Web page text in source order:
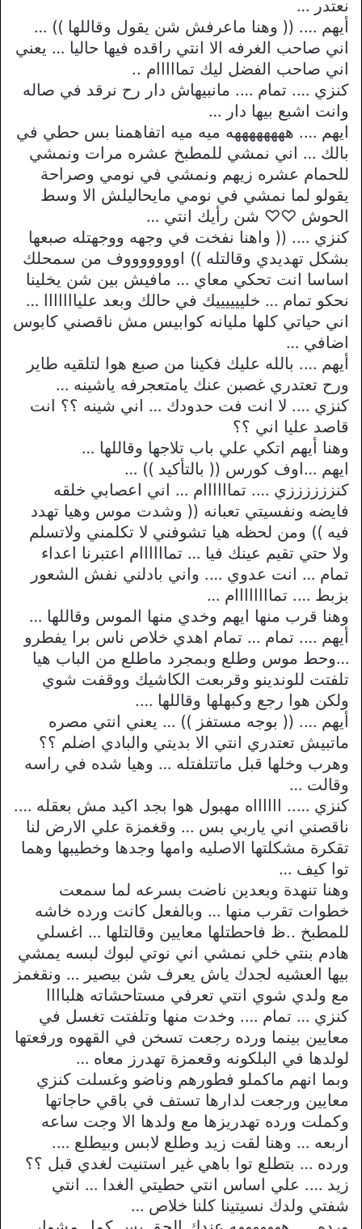
نعتدر …
أيهم …. (( وهنا ماعرفش شن يقول وقاللها )) …
اني صاحب الغرفه الا انتي راقده فيها حاليا … يعني
اني صاحب الفضل ليك تمااااام ..
كنزي …. تمام …. مانبيهاش دار رح نرقد في صاله
وانت اشبع بيها دار …
ايهم …. ههههههههه ميه ميه اتفاهمنا بس حطي في
بالك … اني نمشي للمطبخ عشره مرات ونمشي
للحمام عشره زيهم ونمشي في نومي وصراحة
يقولو لما نمشي في نومي مايحاليلش الا وسط
الحوش ♡♡ شن رأيك انتي …
كنزي …. (( واهنا نفخت في وجهه ووجهتله صبعها
بشكل تهديدي وقالتله )) اوووووووف من سمحلك
اساسا انت تحكي معاي … مافيش بين شن يخلينا
نحكو تمام … خلييييييك في حالك وبعد عليااااااا …
اني حياتي كلها مليانه كوابيس مش ناقصني كابوس
اضافي …
أيهم …. بالله عليك فكينا من صبع هوا لتلقيه طاير
ورح تعتدري غصبن عنك يامتعجرفه ياشينه …
كنزي …. لا انت فت حدودك … اني شينه ؟؟ انت
قاصد عليا اني ؟؟
وهنا أيهم اتكي علي باب تلاجها وقاللها …
ايهم …اوف كورس (( بالتأكيد )) …
كنززززززي …. تماااااام … اني اعصابي خلقه
فايضه ونفسيتي تعبانه (( وشدت موس وهيا تهدد
فيه )) ومن لحظه هيا تشوفني لا تكلمني ولاتسلم
ولا حتي تقيم عينك فيا … تماااااام اعتبرنا اعداء
تمام … انت عدوي …. واني بادلني نفش الشعور
بزبط …. تماااااااام …
وهنا قرب منها ايهم وخدي منها الموس وقاللها …
أيهم …. تمام … تمام اهدي خلاص ناس برا يفطرو
…وحط موس وطلع وبمجرد ماطلع من الباب هيا
تلفتت للوندينو وقربعت الكاشيك ووقفت شوي
ولكن هوا رجع وكبهلها وقاللها ….
أيهم …. (( بوجه مستفز )) … يعني انتي مصره
ماتبيش تعتدري انتي الا بديتي والبادي اضلم ؟؟
وهرب وخلها قبل ماتتلفتله … وهيا شده في راسه
وقالت …
كنزي ….. ااااااه مهبول هوا بجد اكيد مش بعقله ….
ناقصني اني ياربي بس … وقغمزة علي الارض لنا
تقكرة مشكلتها الاصليه وامها وجدها وخطيبها وهما
توا كيف …
وهنا تنهدة وبعدين ناضت بسرعه لما سمعت
خطوات تقرب منها … وبالفعل كانت ورده خاشه
للمطبخ ..ظ فاحطتلها معايين وقالتلها … اغسلي
هادم بنتي خلي نمشي اني نوتي لبوك لبسه يمشي
بيها العشيه لجدك ياش يعرف شن بيصير … ونقغمز
مع ولدي شوي انتي تعرفي مستاحشاته هلباااا
كنزي … تمام …. وخدت منها وتلفتت تغسل في
معايين بينما ورده رجعت تسخن في القهوه ورفعتها
لولدها في البلكونه وقعمزة تهدرز معاه …
وبما انهم ماكملو فطورهم وناضو وغسلت كنزي
معايين ورجعت لدارها تستف في باقي حاجاتها
وكملت ورده تهدريزها مع ولدها الا وجت ساعه
اربعه … وهنا لقت زيد وطلع لابس وبيطلع ….
ورده … بتطلع توا باهي غير استنيت لغدي قبل ؟؟
زيد …. علي اساس انتي حطيتي الغدا … انتي
شفتي ولدك نسيتينا كلنا خلاص …